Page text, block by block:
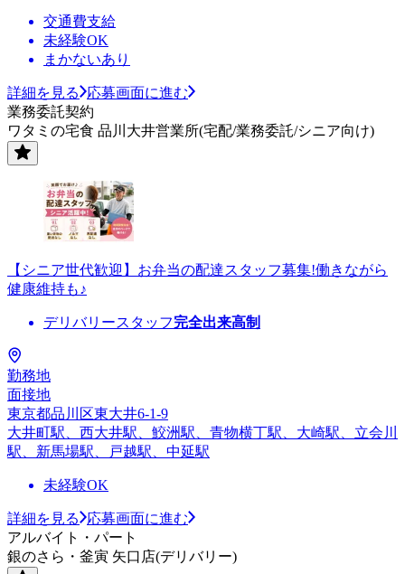
交通費支給
未経験OK
まかないあり
詳細を見る
応募画面に進む
業務委託契約
ワタミの宅食 品川大井営業所(宅配/業務委託/シニア向け)
【シニア世代歓迎】お弁当の配達スタッフ募集!働きながら
健康維持も♪
デリバリースタッフ完全出来高制
勤務地
面接地
東京都品川区東大井6-1-9
大井町駅、西大井駅、鮫洲駅、青物横丁駅、大崎駅、立会川
駅、新馬場駅、戸越駅、中延駅
未経験OK
詳細を見る
応募画面に進む
アルバイト・パート
銀のさら・釜寅 矢口店(デリバリー)